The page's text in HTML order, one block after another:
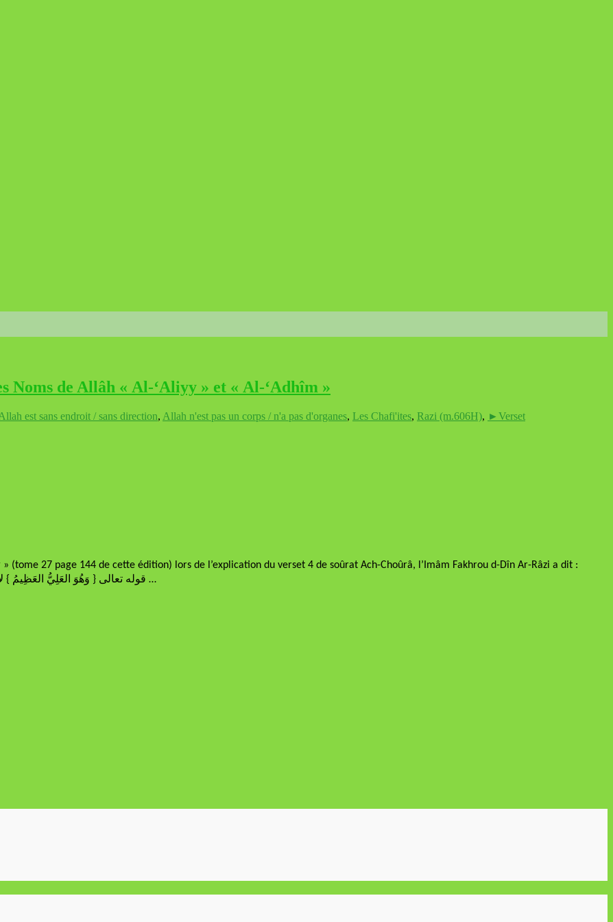
de Allâh « Al-‘Aliyy » et « Al-‘Adhîm »
est sans endroit / sans direction, Allah n'est pas un corps / n'a pas d'organes, Les Chafi'ites, Razi (m.606H), ►Verset
27 page 144 de cette édition) lors de l’explication du verset 4 de soûrat Ach-Choûrâ, l’Imâm Fakhrou d-Dîn Ar-Râzi a dit :
« قوله تعالى { وَهُوَ العَلِيُّ العَظِيمُ } لا يجوز أن يكون الـمراد بكونه عليًّا العلو في الجهة والـمكان لـما ثبتت …